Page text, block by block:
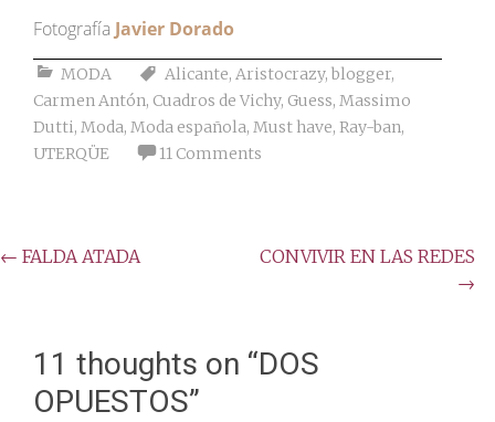
Fotografía Javier Dorado
MODA Alicante, Aristocrazy, blogger,
Carmen Antón, Cuadros de Vichy, Guess, Massimo
Dutti, Moda, Moda española, Must have, Ray-ban,
UTERQÜE
11 Comments
Post
← FALDA ATADA
CONVIVIR EN LAS REDES
→
11 thoughts on “DOS
OPUESTOS”